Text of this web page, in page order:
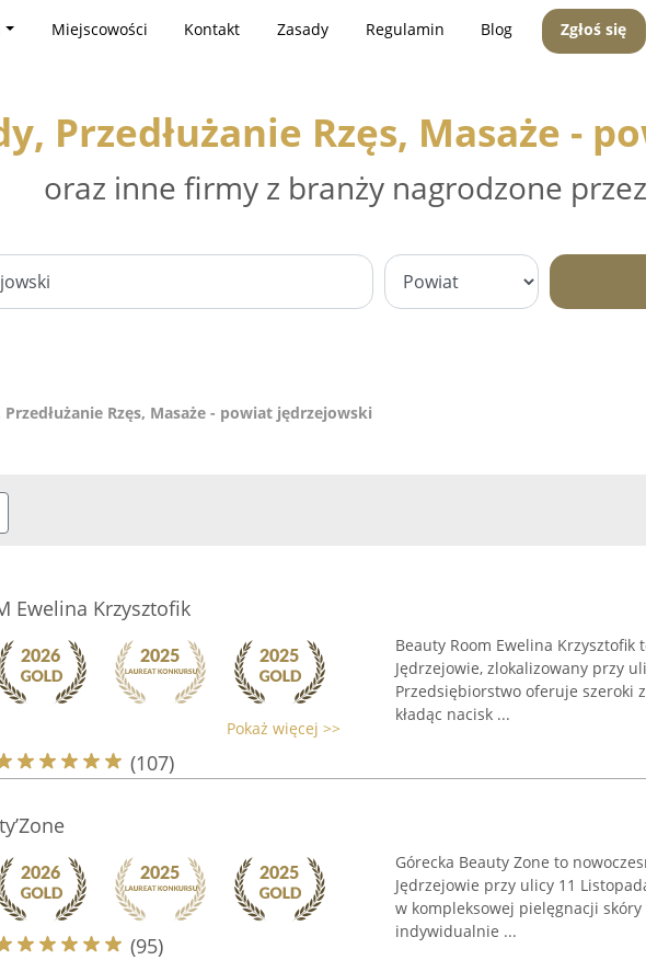
Miejscowości Kontakt Zasady Regulamin Blog Zgłoś się
Przedłużanie Rzęs, Masaże -
oraz inne firmy z branży nagrodzone
Rzęs, Masaże - powiat jędrzejowski
Ewelina Krzysztofik
Pokaż więcej >>
(107)
Beauty Room Ewelina
Jędrzejowie, zlokalizowany przy
Przedsiębiorstwo oferuje szeroki
kładąc nacisk ...
(95)
Górecka Beauty Zone to
Jędrzejowie przy ulicy 11
w kompleksowej pielęgnacji
indywidualnie ...